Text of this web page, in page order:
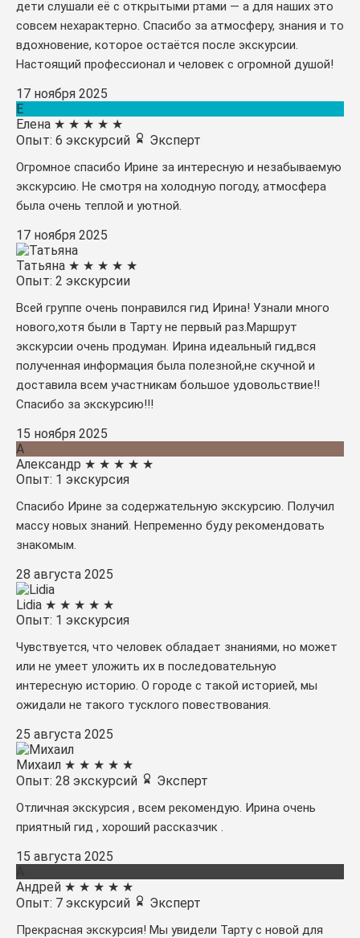
дети слушали её с открытыми ртами — а для наших это
совсем нехарактерно. Спасибо за атмосферу, знания и то
вдохновение, которое остаётся после экскурсии.
Настоящий профессионал и человек с огромной душой!
17 ноября 2025
Е
Елена ★ ★ ★ ★ ★
Опыт: 6 экскурсий
Эксперт
Огромное спасибо Ирине за интересную и незабываемую
экскурсию. Не смотря на холодную погоду, атмосфера
была очень теплой и уютной.
17 ноября 2025
Татьяна ★ ★ ★ ★ ★
Опыт: 2 экскурсии
Всей группе очень понравился гид Ирина! Узнали много
нового,хотя были в Тарту не первый раз.Маршрут
экскурсии очень продуман. Ирина идеальный гид,вся
полученная информация была полезной,не скучной и
доставила всем участникам большое удовольствие!!
Спасибо за экскурсию!!!
15 ноября 2025
А
Александр ★ ★ ★ ★ ★
Опыт: 1 экскурсия
Cпасибо Ирине за содержательную экскурсию. Получил
массу новых знаний. Непременно буду рекомендовать
знакомым.
28 августа 2025
Lidia ★ ★ ★ ★ ★
Опыт: 1 экскурсия
Чувствуется, что человек обладает знаниями, но может
или не умеет уложить их в последовательную
интересную историю. О городе с такой историей, мы
ожидали не такого тусклого повествования.
25 августа 2025
Михаил ★ ★ ★ ★ ★
Опыт: 28 экскурсий
Эксперт
Отличная экскурсия , всем рекомендую. Ирина очень
приятный гид , хороший рассказчик .
15 августа 2025
Андрей ★ ★ ★ ★ ★
Опыт: 7 экскурсий
Эксперт
Прекрасная экскурсия! Мы увидели Тарту с новой для